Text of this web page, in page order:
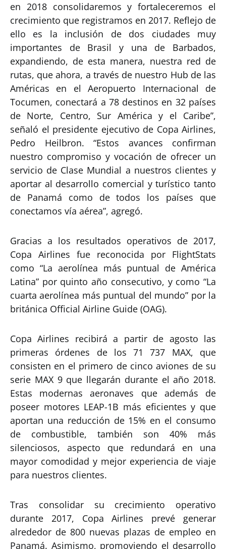
en 2018 consolidaremos y fortaleceremos el
crecimiento que registramos en 2017. Reflejo de
ello es la inclusión de dos ciudades muy
importantes de Brasil y una de Barbados,
expandiendo, de esta manera, nuestra red de
rutas, que ahora, a través de nuestro Hub de las
Américas en el Aeropuerto Internacional de
Tocumen, conectará a 78 destinos en 32 países
de Norte, Centro, Sur América y el Caribe”,
señaló el presidente ejecutivo de Copa Airlines,
Pedro Heilbron. “Estos avances confirman
nuestro compromiso y vocación de ofrecer un
servicio de Clase Mundial a nuestros clientes y
aportar al desarrollo comercial y turístico tanto
de Panamá como de todos los países que
conectamos vía aérea”, agregó.
Gracias a los resultados operativos de 2017,
Copa Airlines fue reconocida por FlightStats
como “La aerolínea más puntual de América
Latina” por quinto año consecutivo, y como “La
cuarta aerolínea más puntual del mundo” por la
británica Official Airline Guide (OAG).
Copa Airlines recibirá a partir de agosto las
primeras órdenes de los 71 737 MAX, que
consisten en el primero de cinco aviones de su
serie MAX 9 que llegarán durante el año 2018.
Estas modernas aeronaves que además de
poseer motores LEAP-1B más eficientes y que
aportan una reducción de 15% en el consumo
de combustible, también son 40% más
silenciosos, aspecto que redundará en una
mayor comodidad y mejor experiencia de viaje
para nuestros clientes.
Tras consolidar su crecimiento operativo
durante 2017, Copa Airlines prevé generar
alrededor de 800 nuevas plazas de empleo en
Panamá. Asimismo, promoviendo el desarrollo